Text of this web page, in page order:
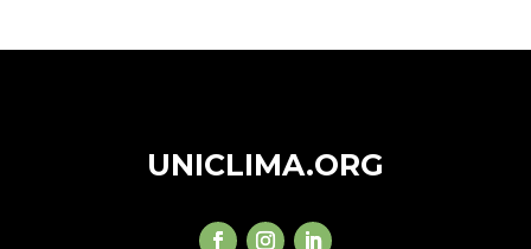
UNICLIMA.ORG